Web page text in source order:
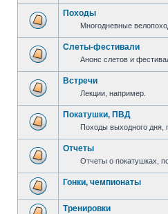
Походы
Многодневные
Слеты-фестивали
Анонс слетов и
Встречи
Лекции, например.
Покатушки, ПВД
Походы выходного дня,
Отчеты
Отчеты о покатушках,
Гонки, чемпионаты
Тренировки